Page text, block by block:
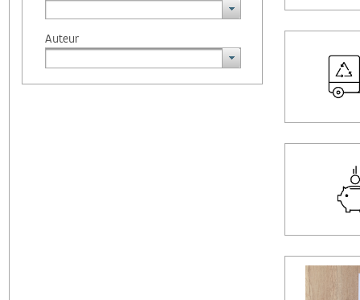
Auteur